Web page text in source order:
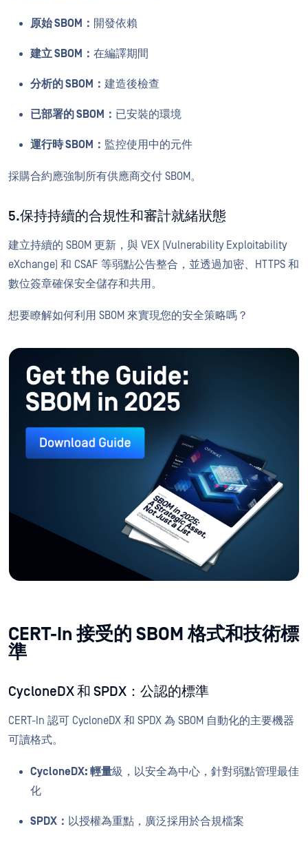
原始 SBOM： 開發依賴
建立 SBOM： 在編譯期間
分析的 SBOM： 建造後檢查
已部署的 SBOM： 已安裝的環境
運行時 SBOM： 監控使用中的元件
採購合約應強制所有供應商交付 SBOM。
5.保持持續的合規性和審計就緒狀態
建立持續的 SBOM 更新，與 VEX (Vulnerability Exploitability
eXchange) 和 CSAF 等弱點公告整合，並透過加密、HTTPS 和
數位簽章確保安全儲存和共用。
想要瞭解如何利用 SBOM 來實現您的安全策略嗎？
下載 SBOM 指南
CERT-In 接受的 SBOM 格式和技術標
準
CycloneDX 和 SPDX：公認的標準
CERT-In 認可 CycloneDX 和 SPDX 為 SBOM 自動化的主要機器
可讀格式。
CycloneDX: 輕量級，以安全為中心，針對弱點管理最佳
化
SPDX： 以授權為重點，廣泛採用於合規檔案